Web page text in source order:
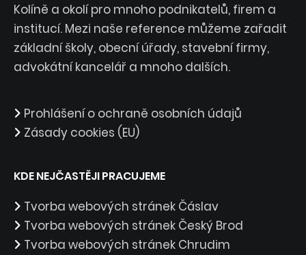
Kolíně a okolí pro mnoho podnikatelů, firem a
institucí. Mezi naše reference můžeme zařadit
základní školy, obecní úřady, stavební firmy,
advokátní kancelář a mnoho dalších.
Prohlášení o ochraně osobních údajů
Zásady cookies (EU)
KDE NEJČASTĚJI PRACUJEME
Tvorba webových stránek Čáslav
Tvorba webových stránek Český Brod
Tvorba webových stránek Chrudim